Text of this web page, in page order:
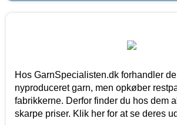
Hos GarnSpecialisten.dk forhandler
nyproduceret garn, men opkøber
fabrikkerne. Derfor finder du hos dem
skarpe priser. Klik her for at se deres